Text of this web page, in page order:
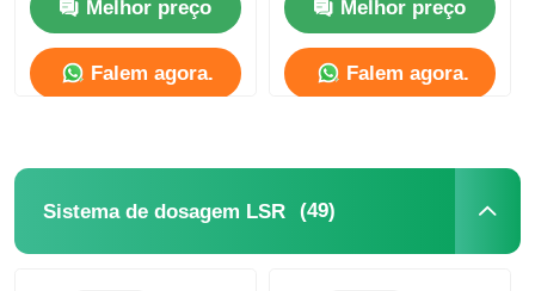
Melhor preço
Falem agora.
babador do bebê
Melhor preço
Falem agora.
Sistema de dosagem LSR (49)